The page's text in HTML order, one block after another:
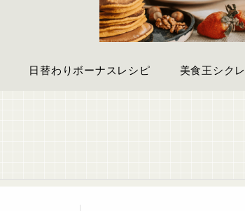
日替わりボーナスレシピ 美食王シクレ